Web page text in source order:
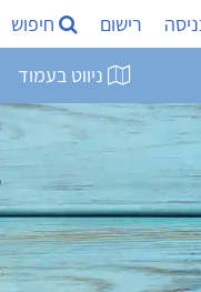
רישום חיפוש
ניווט בעמוד